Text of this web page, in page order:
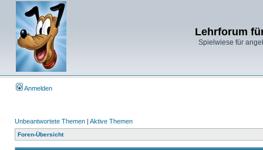
Lehrforum
Spielwiese für
Anmelden
Unbeantwortete Themen | Aktive Themen
Foren-Übersicht